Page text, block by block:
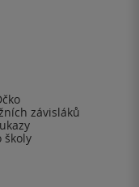
závisláků
školy